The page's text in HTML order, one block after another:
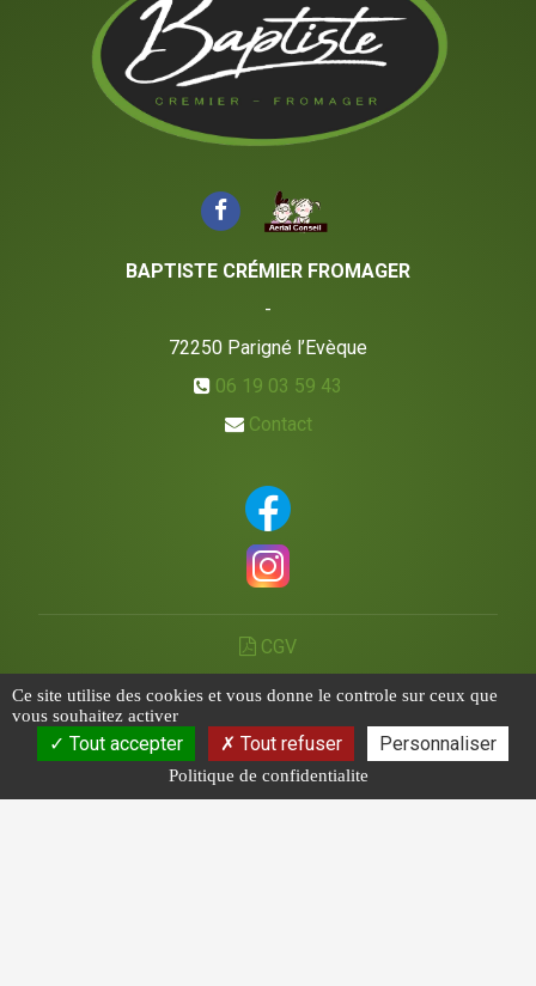
BAPTISTE CRÉMIER FROMAGER
-
72250 Parigné l’Evèque
06 19 03 59 43
Contact
CGV
Les photos sont des propriétés intellectuelles, toute
reproduction est interdite.
Compte client
Ce site utilise des cookies et vous donne le controle sur ceux que
vous souhaitez activer
Tout accepter Tout refuser Personnaliser
Politique de confidentialite